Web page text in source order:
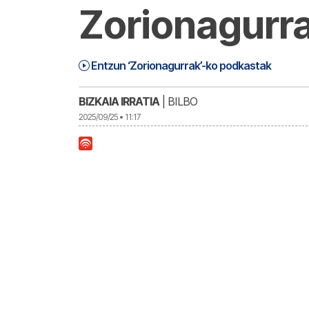
Entzun ‘Zorionagurrak’-ko podkastak
1:18:17 Zorionagurrak (25-09-25) |
BIZKAIA IRRATIA| BILBO
2025/09/25 • 11:17